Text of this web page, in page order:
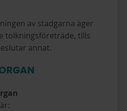
av stadgarna äger
tolkningsföreträde, tills
annat.